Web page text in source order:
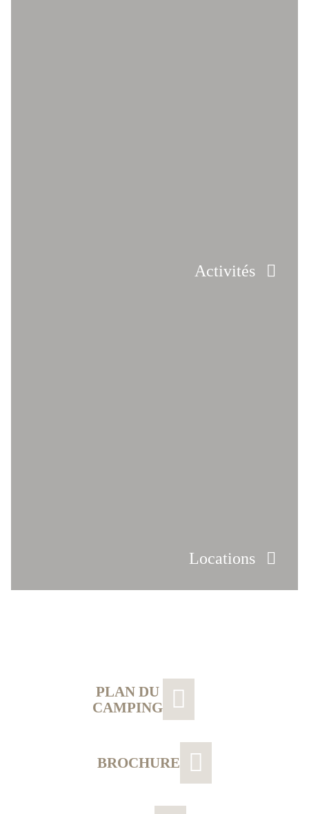
Activités
Locations
PLAN DU
CAMPING
BROCHURE